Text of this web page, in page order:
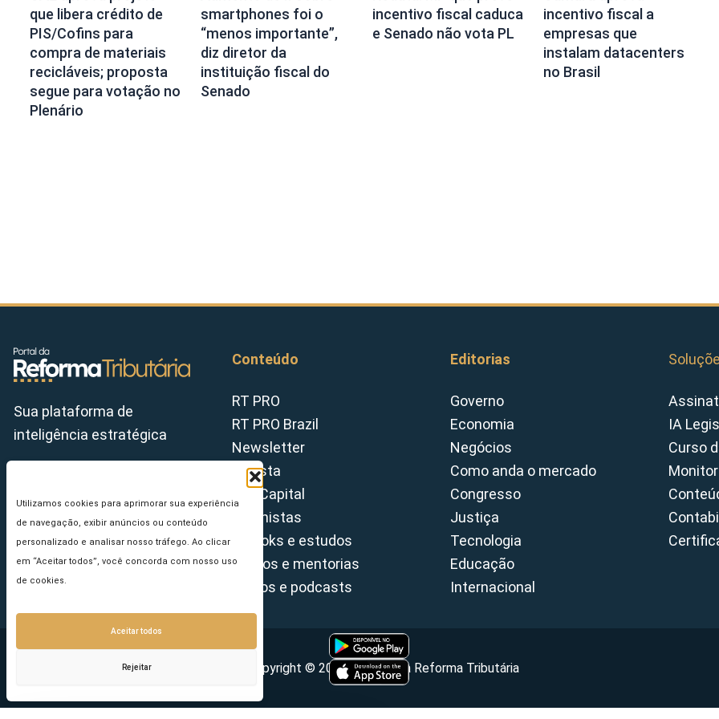
Utilizamos cookies para aprimorar sua experiência
de navegação, exibir anúncios ou conteúdo
personalizado e analisar nosso tráfego. Ao clicar
em “Aceitar todos”, você concorda com nosso uso
de cookies.
Aceitar todos
Rejeitar
que libera crédito de
PIS/Cofins para
compra de materiais
recicláveis; proposta
segue para votação no
Plenário
smartphones foi o
“menos importante”,
diz diretor da
instituição fiscal do
Senado
incentivo fiscal caduca
e Senado não vota PL
incentivo fiscal a
empresas que
instalam datacenters
no Brasil
Sua plataforma de
inteligência estratégica
Conteúdo
RT PRO
RT PRO Brazil
Newsletter
Revista
Tax Capital
Colunistas
E-books e estudos
Cursos e mentorias
Vídeos e podcasts
Editorias
Governo
Economia
Negócios
Como anda o mercado
Congresso
Justiça
Tecnologia
Educação
Internacional
IA
Curso
Copyright © 2026 - Portal da Reforma Tributária